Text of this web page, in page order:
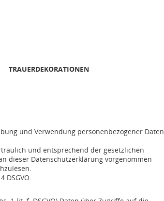
TRAUERDEKORATIONEN
und Verwendung personenbezogener Daten
und entsprechend der gesetzlichen
dieser Datenschutzerklärung vorgenommen
DSGVO.